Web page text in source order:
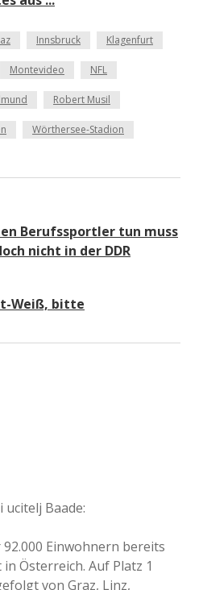
Innsbruck Klagenfurt
Montevideo NFL
Robert Musil
Wörthersee-Stadion
Berufssportler tun muss
nicht in der DDR
Weiß, bitte
Baade:
Einwohnern bereits
Österreich. Auf Platz 1
von Graz, Linz,